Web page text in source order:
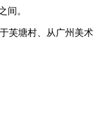
间。
芙塘村、从广州美术